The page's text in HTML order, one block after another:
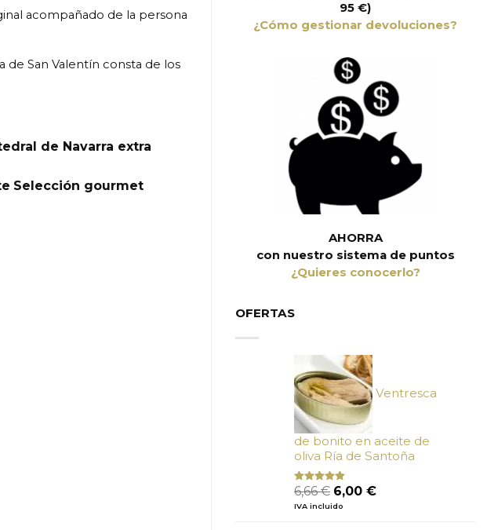
acompañado de la persona
de San Valentín consta de los
de Navarra extra
Selección gourmet
95 €)
¿Cómo gestionar devoluciones?
AHORRA
con nuestro sistema de puntos
¿Quieres conocerlo?
OFERTAS
Ventresca
de bonito en aceite de
oliva Ría de Santoña
Valorado
con
de 5
6,66€ El
precio
6,00 €El
IVA incluido